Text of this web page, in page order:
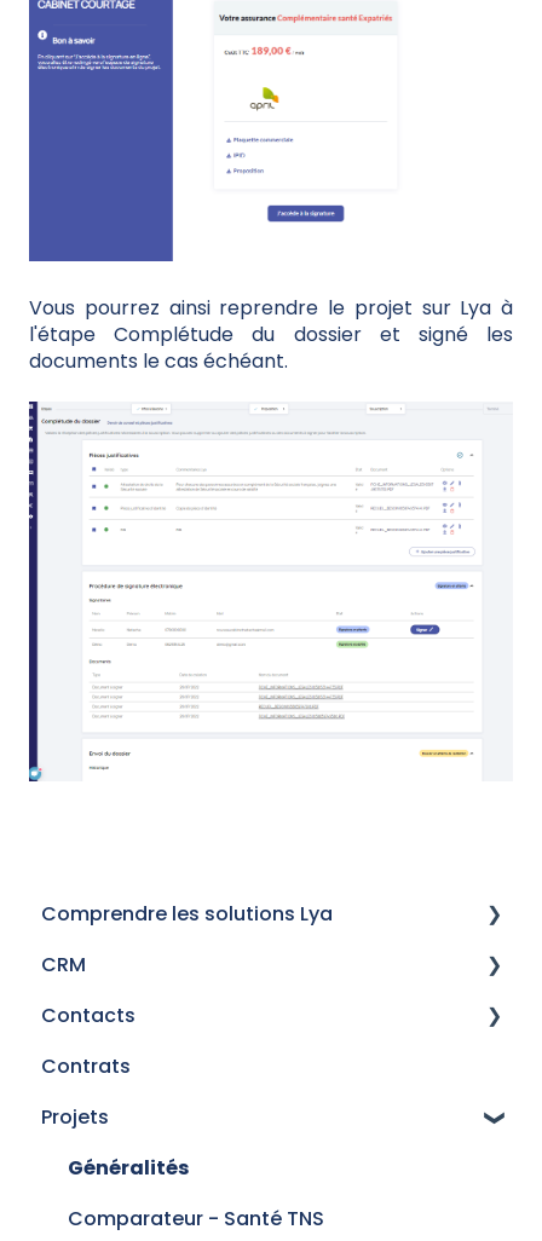
Vous pourrez ainsi reprendre le projet sur Lya à
l'étape Complétude du dossier et signé les
documents le cas échéant.
Comprendre les solutions Lya
Historique des versions
CRM
Mails
Procédures de signature électronique
Champs personnalisés
Mises en situation
Gestion des contacts - Entreprises
Contacts
Gestion des prescripteurs
Gérer vos contacts
Gestion des contacts - Personnes
Contrats
Projets
Généralités
Comparateur - Santé TNS